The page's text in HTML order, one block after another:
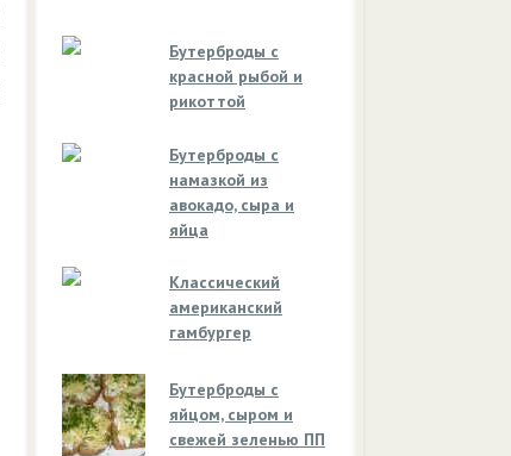
Бутерброды с
красной рыбой и
рикоттой
Бутерброды с
намазкой из
авокадо, сыра и
яйца
Классический
американский
гамбургер
Бутерброды с
яйцом, сыром и
свежей зеленью ПП